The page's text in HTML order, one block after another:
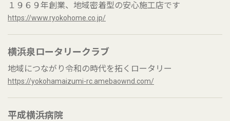
１９６９年創業、地域密着型の安心施工店です
https://www.ryokohome.co.jp/
横浜泉ロータリークラブ
地域につながり令和の時代を拓くロータリー
https://yokohamaizumi-rc.amebaownd.com/
平成横浜病院